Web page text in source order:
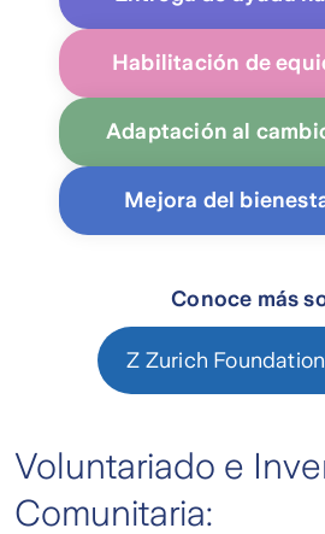
Habilitación de
Adaptación al
Mejora del
Conoce más
Z Zurich
Voluntariado e
Comunitaria: